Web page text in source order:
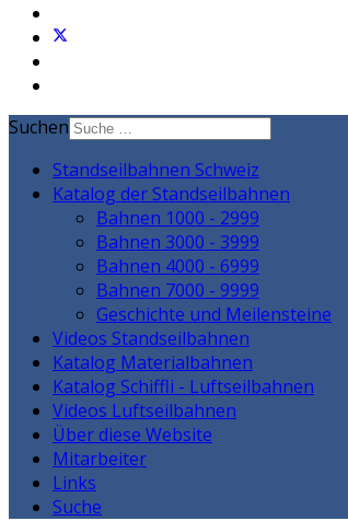
Suchen
Standseilbahnen Schweiz
Katalog der Standseilbahnen
Bahnen 1000 - 2999
Bahnen 3000 - 3999
Bahnen 4000 - 6999
Bahnen 7000 - 9999
Geschichte und Meilensteine
Videos Standseilbahnen
Katalog Materialbahnen
Katalog Schiffli - Luftseilbahnen
Videos Luftseilbahnen
Über diese Website
Mitarbeiter
Links
Suche